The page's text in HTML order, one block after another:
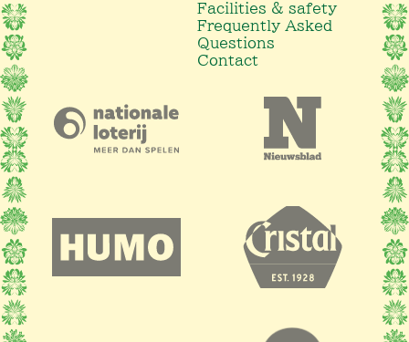
Facilities & safety
Frequently Asked
Questions
Contact